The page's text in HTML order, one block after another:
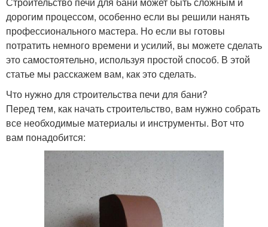
дорогим процессом, особенно если вы решили нанять
профессионального мастера. Но если вы готовы
потратить немного времени и усилий, вы можете сделать
это самостоятельно, используя простой способ. В этой
статье мы расскажем вам, как это сделать.
Что нужно для строительства печи для бани?
Перед тем, как начать строительство, вам нужно собрать
все необходимые материалы и инструменты. Вот что
вам понадобится: